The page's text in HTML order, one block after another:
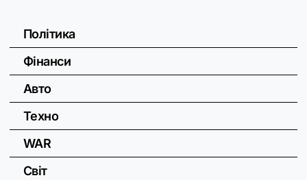
Політика
Фінанси
Авто
Техно
WAR
Світ